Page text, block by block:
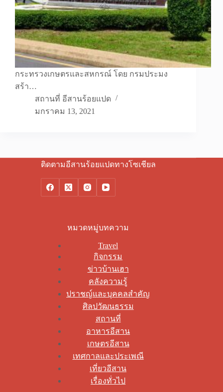
กระทรวงเกษตรและสหกรณ์ โดย กรมประมง
สร้า…
สถานที่ อีสานร้อยแปด
มกราคม 13, 2021
ติดตามอีสานร้อยแปดทางโซเชียล
หมวดหมู่บทความ
Travel
กิจกรรม
ข่าวบ้านเฮา
คลังความรู้
ปราชญ์และบุคคลสำคัญ
ศิลปวัฒนธรรม
สถานที่
อาหารอีสาน
เกษตรอีสาน
เทศกาลและประเพณี
เที่ยวอีสาน
เรื่องทั่วไป